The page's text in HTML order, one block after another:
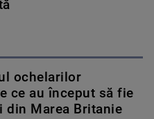
ochelarilor
ce au început să fie
Marea Britanie